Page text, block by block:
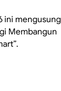
ini mengusung
Membangun